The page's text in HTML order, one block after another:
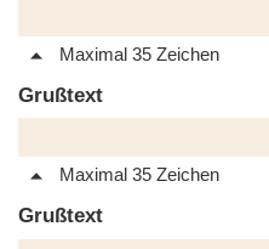
Maximal 35 Zeichen
Grußtext
Maximal 35 Zeichen
Grußtext